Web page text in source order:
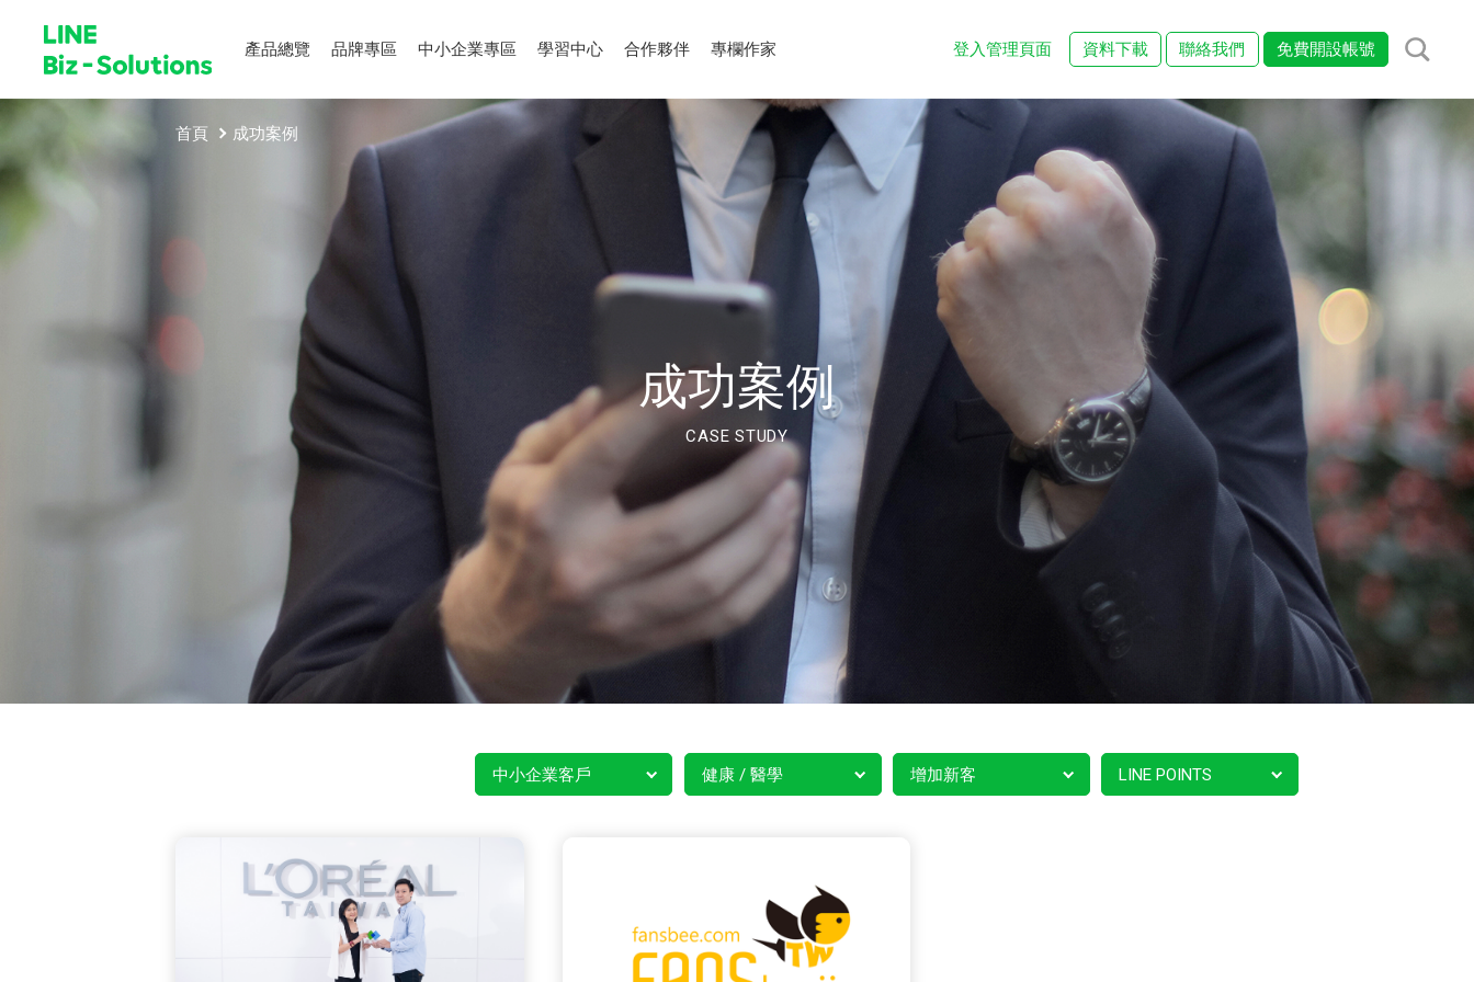
產品總覽 品牌專區 中小企業專區 學習中心 合作夥伴 專欄作家 登入管理頁面 資料下載 聯絡我們 免費開設帳號
首頁 成功案例
成功案例
CASE STUDY
中小企業客戶 健康 / 醫學 增加新客 LINE POINTS